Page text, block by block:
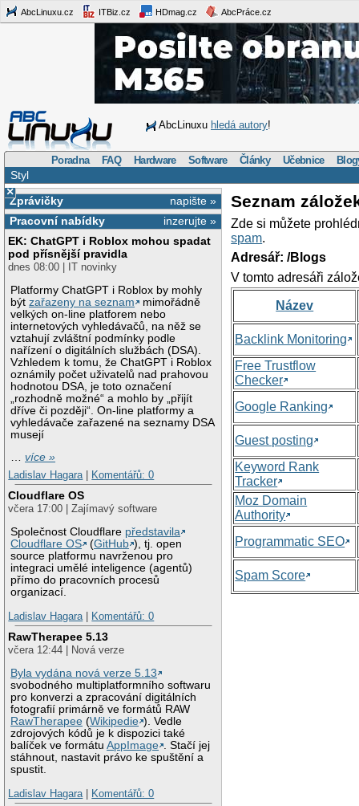
AbcLinuxu.cz ITBiz.cz HDmag.cz AbcPráce.cz
AbcLinuxu hledá autory!
Poradna FAQ Hardware Software Články Učebnice
Styl
×
napište »
Zprávičky
inzerujte »
Pracovní nabídky
EK: ChatGPT i Roblox mohou spadat
pod přísnější pravidla
dnes 08:00 | IT novinky
Platformy ChatGPT i Roblox by mohly
býtzařazeny na seznam
mimořádně
velkých on-line platforem nebo
internetových vyhledávačů, na něž se
vztahují zvláštní podmínky podle
nařízení o digitálních službách (DSA).
Vzhledem k tomu, že ChatGPT i Roblox
oznámily počet uživatelů nad prahovou
hodnotou DSA, je toto označení
„rozhodně možné“ a mohlo by „přijít
dříve či později“. On-line platformy a
vyhledávače zařazené na seznamy DSA
musejí
…více »
Ladislav Hagara
Komentářů: 0
Cloudflare OS
včera 17:00 | Zajímavý software
Společnost Cloudflare představila
Cloudflare OS
(GitHub ), tj. open
source platformu navrženou pro
integraci umělé inteligence (agentů)
přímo do pracovních procesů
organizací.
Ladislav Hagara
Komentářů: 0
RawTherapee 5.13
včera 12:44 | Nová verze
Byla vydána nová verze 5.13
svobodného multiplatformního softwaru
pro konverzi a zpracování digitálních
fotografií primárně ve formátů RAW
RawTherapee (Wikipedie ). Vedle
zdrojových kódů je k dispozici také
balíček ve formátuAppImage . Stačí jej
stáhnout, nastavit právo ke spuštění a
spustit.
Ladislav Hagara
Komentářů: 0
Seznam
Zde si můžete
spam.
Adresář: /Blogs
V tomto adresáři
Název
Backlink Monitoring
Free Trustflow
Checker
Google Ranking
Guest posting
Keyword Rank
Tracker
Moz Domain
Authority
Programmatic SEO
Spam Score